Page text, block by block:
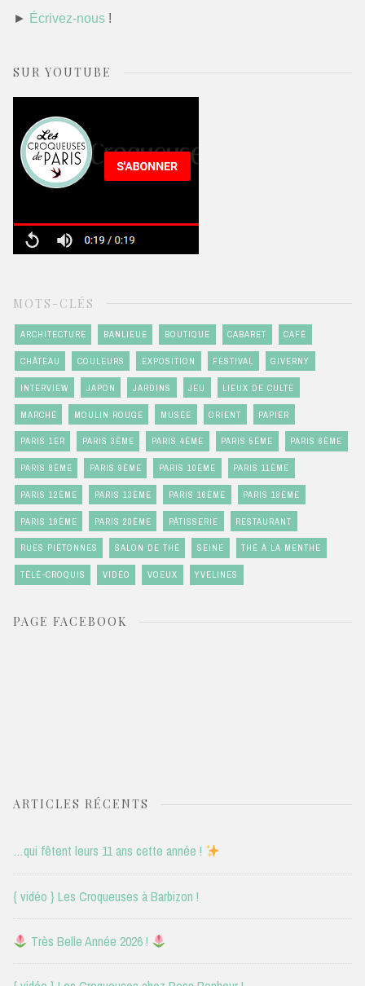
► Écrivez-nous !
SUR YOUTUBE
MOTS-CLÉS
ARCHITECTURE BANLIEUE BOUTIQUE CABARET CAFÉ
CHÂTEAU COULEURS EXPOSITION FESTIVAL GIVERNY
INTERVIEW JAPON JARDINS JEU LIEUX DE CULTE
MARCHÉ MOULIN ROUGE MUSÉE ORIENT PAPIER
PARIS 1ER PARIS 3ÈME PARIS 4ÈME PARIS 5ÈME PARIS 6ÈME
PARIS 8ÈME PARIS 9ÈME PARIS 10ÈME PARIS 11ÈME
PARIS 12ÈME PARIS 13ÈME PARIS 16ÈME PARIS 18ÈME
PARIS 19ÈME PARIS 20ÈME PÂTISSERIE RESTAURANT
RUES PIÉTONNES SALON DE THÉ SEINE THÉ À LA MENTHE
TÉLÉ-CROQUIS VIDÉO VOEUX YVELINES
PAGE FACEBOOK
ARTICLES RÉCENTS
…qui fêtent leurs 11 ans cette année !
{ vidéo } Les Croqueuses à Barbizon !
Très Belle Année 2026 !